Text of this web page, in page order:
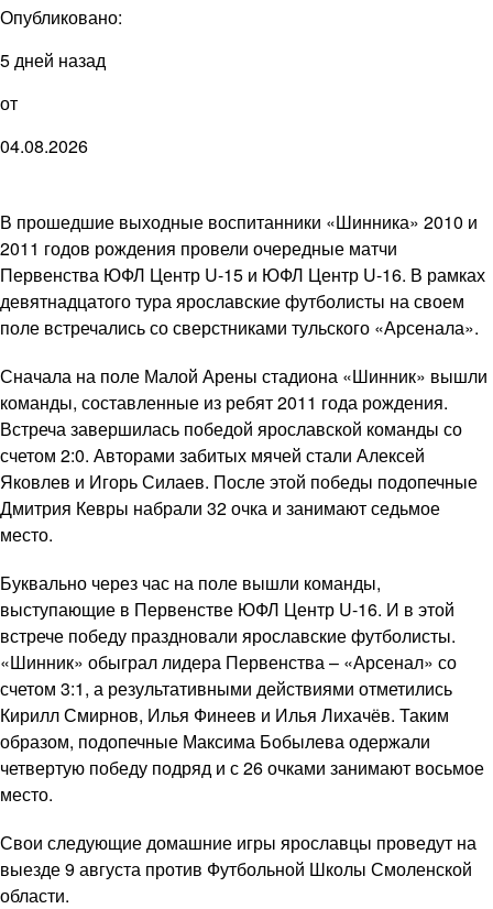
Опубликовано:
5 дней назад
от
04.08.2026
В прошедшие выходные воспитанники «Шинника» 2010 и
2011 годов рождения провели очередные матчи
Первенства ЮФЛ Центр U-15 и ЮФЛ Центр U-16. В рамках
девятнадцатого тура ярославские футболисты на своем
поле встречались со сверстниками тульского «Арсенала».
Сначала на поле Малой Арены стадиона «Шинник» вышли
команды, составленные из ребят 2011 года рождения.
Встреча завершилась победой ярославской команды со
счетом 2:0. Авторами забитых мячей стали Алексей
Яковлев и Игорь Силаев. После этой победы подопечные
Дмитрия Кевры набрали 32 очка и занимают седьмое
место.
Буквально через час на поле вышли команды,
выступающие в Первенстве ЮФЛ Центр U-16. И в этой
встрече победу праздновали ярославские футболисты.
«Шинник» обыграл лидера Первенства – «Арсенал» со
счетом 3:1, а результативными действиями отметились
Кирилл Смирнов, Илья Финеев и Илья Лихачёв. Таким
образом, подопечные Максима Бобылева одержали
четвертую победу подряд и с 26 очками занимают восьмое
место.
Свои следующие домашние игры ярославцы проведут на
выезде 9 августа против Футбольной Школы Смоленской
области.